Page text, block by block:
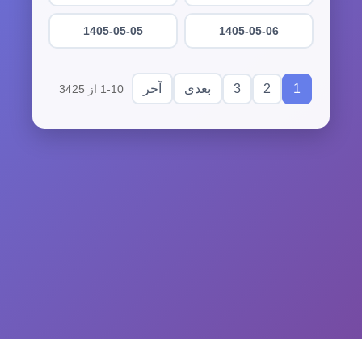
1405-05-06
1405-05-05
1
2
3 بعدی آخر 1-10 از 3425